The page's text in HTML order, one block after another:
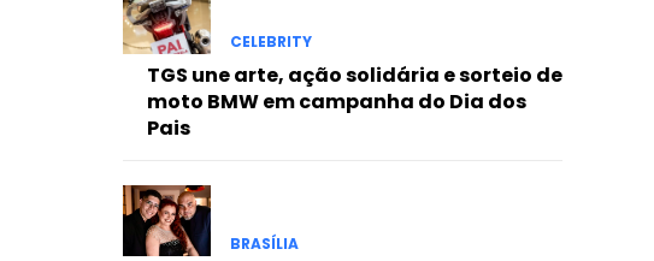
CELEBRITY
TGS une arte, ação solidária e sorteio de
moto BMW em campanha do Dia dos
Pais
BRASÍLIA